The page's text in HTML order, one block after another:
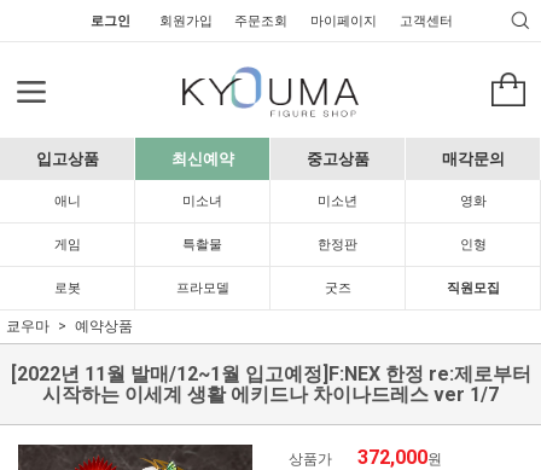
로그인 회원가입 주문조회 마이페이지 고객센터
입고상품 최신예약 중고상품 매각문의
애니 미소녀 미소년 영화
게임 특촬물 한정판 인형
로봇 프라모델 굿즈 직원모집
쿄우마 예약상품
[2022년 11월 발매/12~1월 입고예정]F:NEX 한정 re:제로부터
시작하는 이세계 생활 에키드나 차이나드레스 ver 1/7
상품가 372,000원